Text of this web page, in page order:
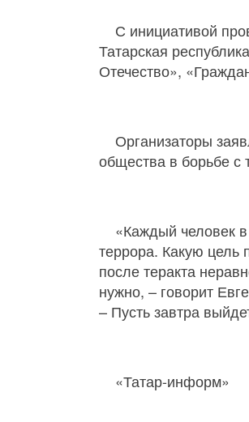
С инициативой
Татарская
Отечество»,
Организаторы
общества в борьбе с
«Каждый человек
террора. Какую цель
после теракта
нужно, – говорит
– Пусть завтра
«Татар-информ»